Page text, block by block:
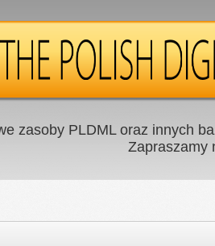
zasoby PLDML oraz innych
Zapraszamy